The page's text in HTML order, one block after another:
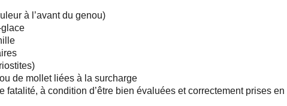
à l’avant du genou)
glace
de mollet liées à la surcharge
fatalité, à condition d’être bien évaluées et correctement prises en